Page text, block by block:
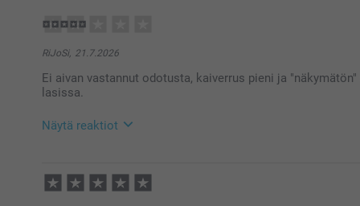
RiJoSi, 21.7.2026
Ei aivan vastannut odotusta, kaiverrus pieni ja
lasissa.
Näytä reaktiot
11:08
Hei RiJoSi,